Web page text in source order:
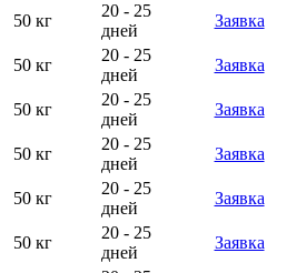
50 кг
20 - 25
дней
Заявка
50 кг
20 - 25
дней
Заявка
50 кг
20 - 25
дней
Заявка
50 кг
20 - 25
дней
Заявка
50 кг
20 - 25
дней
Заявка
50 кг
20 - 25
дней
Заявка